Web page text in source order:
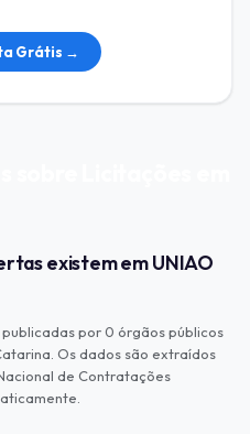
Grátis →
existem em UNIAO
por 0 órgãos públicos
Os dados são extraídos
de Contratações